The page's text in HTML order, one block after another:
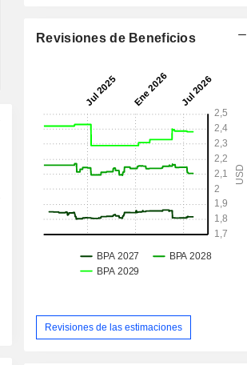
Revisiones de Beneficios
Revisiones de las estimaciones